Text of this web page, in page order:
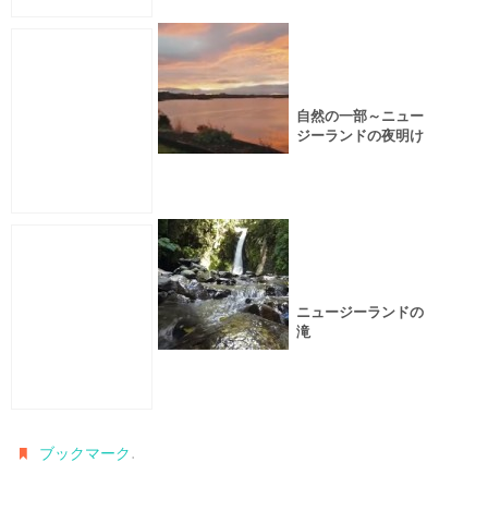
自然の一部～ニュー
ジーランドの夜明け
ニュージーランドの
滝
ブックマーク.